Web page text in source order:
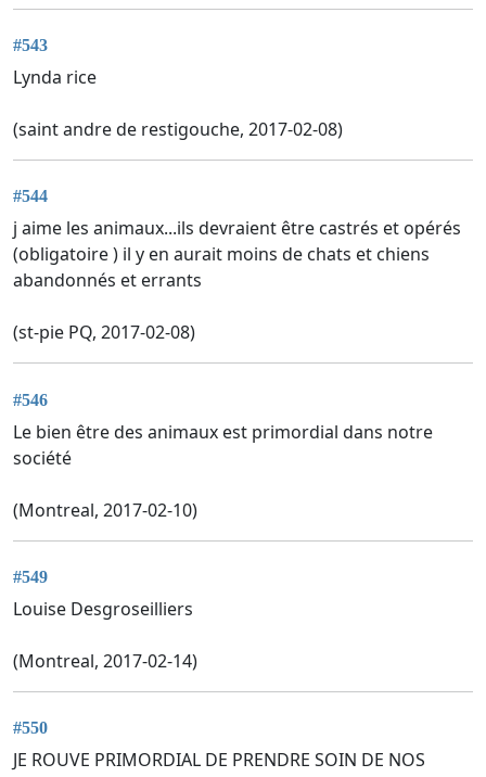
#543
Lynda rice
(saint andre de restigouche, 2017-02-08)
#544
j aime les animaux...ils devraient être castrés et opérés
(obligatoire ) il y en aurait moins de chats et chiens
abandonnés et errants
(st-pie PQ, 2017-02-08)
#546
Le bien être des animaux est primordial dans notre
société
(Montreal, 2017-02-10)
#549
Louise Desgroseilliers
(Montreal, 2017-02-14)
#550
JE ROUVE PRIMORDIAL DE PRENDRE SOIN DE NOS